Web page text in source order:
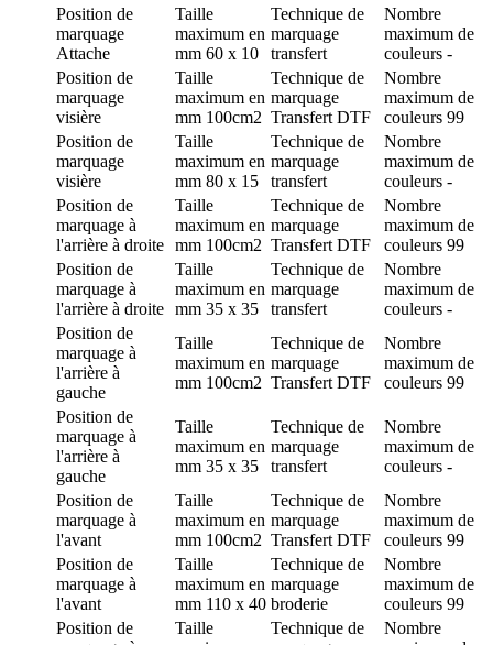
Position de
marquage
Attache
Taille
maximum en
mm 60 x 10
Technique de
marquage
transfert
Nombre
maximum de
couleurs -
Position de
marquage
visière
Taille
maximum en
mm 100cm2
Technique de
marquage
Transfert DTF
Nombre
maximum de
couleurs 99
Position de
marquage
visière
Taille
maximum en
mm 80 x 15
Technique de
marquage
transfert
Nombre
maximum de
couleurs -
Position de
marquage à
l'arrière à droite
Taille
maximum en
mm 100cm2
Technique de
marquage
Transfert DTF
Nombre
maximum de
couleurs 99
Position de
marquage à
l'arrière à droite
Taille
maximum en
mm 35 x 35
Technique de
marquage
transfert
Nombre
maximum de
couleurs -
Position de
marquage à
l'arrière à
gauche
Taille
maximum en
mm 100cm2
Technique de
marquage
Transfert DTF
Nombre
maximum de
couleurs 99
Position de
marquage à
l'arrière à
gauche
Taille
maximum en
mm 35 x 35
Technique de
marquage
transfert
Nombre
maximum de
couleurs -
Position de
marquage à
l'avant
Taille
maximum en
mm 100cm2
Technique de
marquage
Transfert DTF
Nombre
maximum de
couleurs 99
Position de
marquage à
l'avant
Taille
maximum en
mm 110 x 40
Technique de
marquage
broderie
Nombre
maximum de
couleurs 99
Position de
Taille
Technique de
Nombre